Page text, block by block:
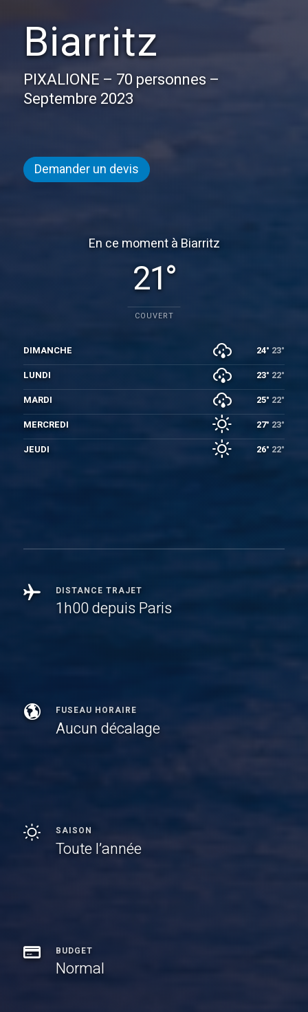
Biarritz
PIXALIONE – 70 personnes –
Septembre 2023
Demander un devis
En ce moment à Biarritz
21°
COUVERT
DIMANCHE 24° 23°
LUNDI
23° 22°
MARDI
25° 22°
MERCREDI
27° 23°
JEUDI
26° 22°
DISTANCE TRAJET
1h00 depuis Paris
FUSEAU HORAIRE
Aucun décalage
SAISON
Toute l’année
BUDGET
Normal